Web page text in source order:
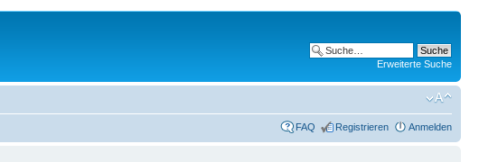
Erweiterte Suche
FAQ Registrieren Anmelden